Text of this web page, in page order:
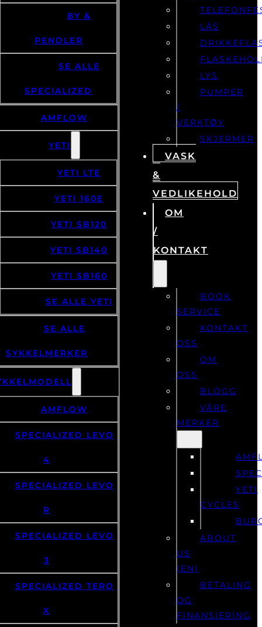
BY &
PENDLER
SE ALLE
SPECIALIZED
AMFLOW
YETI
YETI LTE
YETI 160E
YETI SB120
YETI SB140
YETI SB160
SE ALLE YETI
SE ALLE
SYKKELMERKER
AMFLOW
SPECIALIZED LEVO
4
SPECIALIZED LEVO
R
SPECIALIZED LEVO
3
SPECIALIZED TERO
X
LÅS
LYS
PUMPER
/
VERKTØY
SKJERMER
VASK
&
VEDLIKEHOLD
OM
/
KONTAKT
BOOK
SERVICE
KONTAKT
OSS
OM
OSS
BLOGG
VÅRE
MERKER
YETI
CYCLES
ABOUT
US
(EN)
BETALING
OG
FINANSIERING